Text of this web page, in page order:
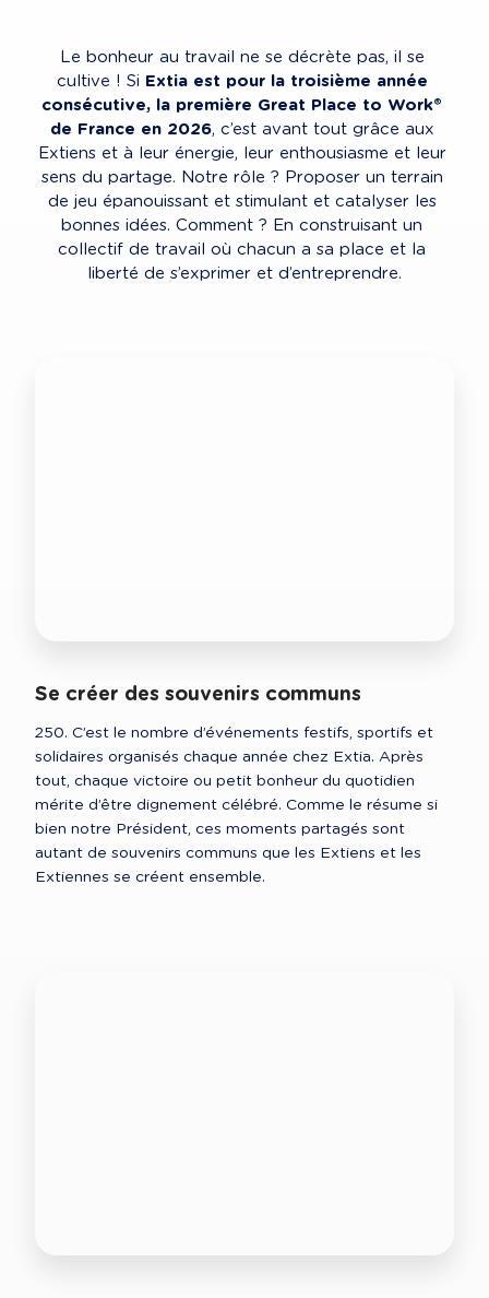
Learn
Innovate
Play
Le bonheur au travail ne se décrète pas, il se
cultive ! Si Extia est pour la troisième année
consécutive, la première Great Place to Work®
de France en 2026, c’est avant tout grâce aux
Extiens et à leur énergie, leur enthousiasme et leur
sens du partage. Notre rôle ? Proposer un terrain
de jeu épanouissant et stimulant et catalyser les
bonnes idées. Comment ? En construisant un
collectif de travail où chacun a sa place et la
liberté de s’exprimer et d’entreprendre.
Se créer des souvenirs communs
250. C’est le nombre d’événements festifs, sportifs et
solidaires organisés chaque année chez Extia. Après
tout, chaque victoire ou petit bonheur du quotidien
mérite d’être dignement célébré. Comme le résume si
bien notre Président, ces moments partagés sont
autant de souvenirs communs que les Extiens et les
Extiennes se créent ensemble.